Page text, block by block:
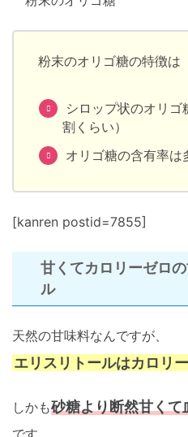
粉末のオリゴ糖の特徴は
シロップ状のオリ
割くらい）
オリゴ糖の含有率は
[kanren postid=7855]
甘くてカロリーゼロ
ル
天然の甘味料なんですが、
エリスリトールはカロリ
しかも砂糖より断然甘く
です。